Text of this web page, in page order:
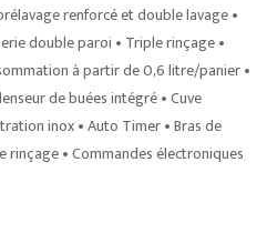
renforcé et double lavage •
double paroi • Triple rinçage •
à partir de 0,6 litre/panier •
de buées intégré • Cuve
inox • Auto Timer • Bras de
rinçage • Commandes électroniques